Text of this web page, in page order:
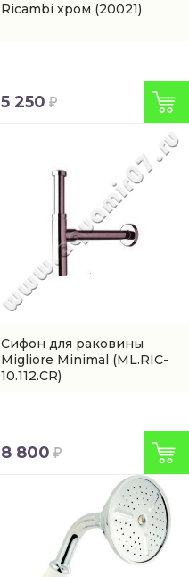
Ricambi хром (20021)
5 250
Сифон для раковины
Migliore Minimal (ML.RIC-
10.112.CR)
8 800